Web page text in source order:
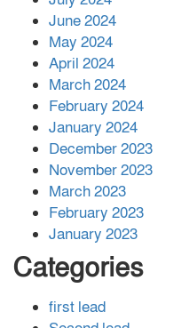
June 2024
May 2024
April 2024
March 2024
February 2024
January 2024
December 2023
November 2023
March 2023
February 2023
January 2023
Categories
first lead